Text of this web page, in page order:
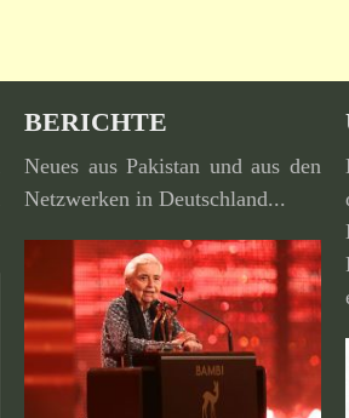
BERICHTE
Neues aus Pakistan und aus den
Netzwerken in Deutschland...